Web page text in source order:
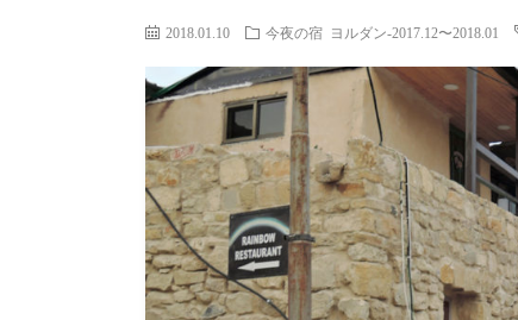
2018.01.10 今夜の宿 ヨルダン-2017.12〜2018.01